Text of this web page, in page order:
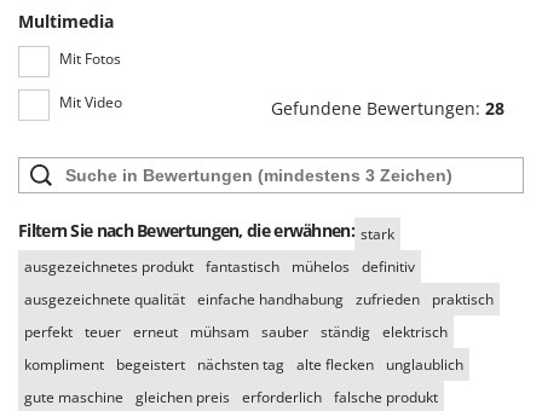
Multimedia
Mit Fotos
Mit Video Gefundene Bewertungen: 28
Filtern Sie nach Bewertungen, die erwähnen: stark
ausgezeichnetes produkt fantastisch mühelos definitiv
ausgezeichnete qualität einfache handhabung zufrieden
praktisch
perfekt teuer erneut mühsam sauber ständig elektrisch
kompliment
begeistert nächsten tag alte flecken
unglaublich
gute maschine
gleichen preis erforderlich falsche produkt